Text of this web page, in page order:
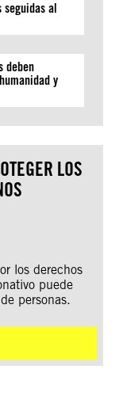
seguidas al
deben
y
LOS
los derechos
puede
personas.